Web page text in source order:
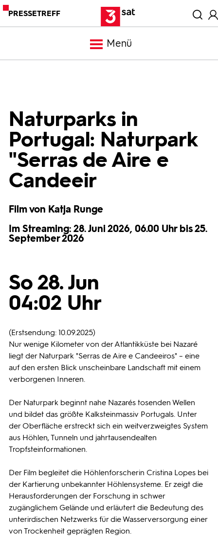
PRESSETREFF
Menü
Mediathek
Programmwochen
Naturparks in
Portugal: Naturpark
"Serras de Aire e
Candeeir
Film von Katja Runge
Im Streaming: 28. Juni 2026, 06.00 Uhr bis 25.
September 2026
So 28. Jun
04:02 Uhr
(Erstsendung: 10.09.2025)
Nur wenige Kilometer von der Atlantikküste bei Nazaré
liegt der Naturpark "Serras de Aire e Candeeiros" – eine
auf den ersten Blick unscheinbare Landschaft mit einem
verborgenen Inneren.
Der Naturpark beginnt nahe Nazarés tosenden Wellen
und bildet das größte Kalksteinmassiv Portugals. Unter
der Oberfläche erstreckt sich ein weitverzweigtes System
aus Höhlen, Tunneln und jahrtausendealten
Tropfsteinformationen.
Der Film begleitet die Höhlenforscherin Cristina Lopes bei
der Kartierung unbekannter Höhlensysteme. Er zeigt die
Herausforderungen der Forschung in schwer
zugänglichem Gelände und erläutert die Bedeutung des
unterirdischen Netzwerks für die Wasserversorgung einer
von Trockenheit geprägten Region.